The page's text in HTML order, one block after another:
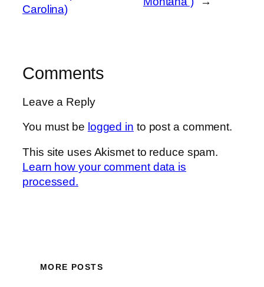
Carolina)
Comments
Leave a Reply
You must be logged in to post a comment.
This site uses Akismet to reduce spam.
Learn how your comment data is
processed.
MORE POSTS